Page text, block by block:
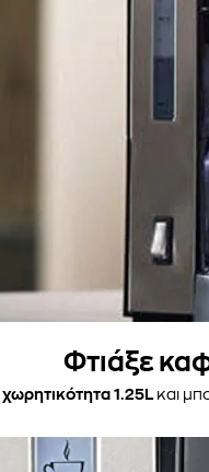
Φτιάξε
χωρητικότητα 1.25Lκαι